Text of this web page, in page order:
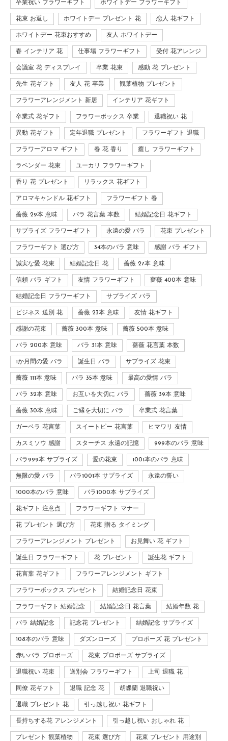
卒業祝い フラワーギフト ホワイトデー フラワーギフト
花束 お返し ホワイトデー プレゼント 花 恋人 花ギフト
ホワイトデー 花束おすすめ 友人 ホワイトデー
春 インテリア 花 仕事場 フラワーギフト 受付 花アレンジ
会議室 花 ディスプレイ 卒業 花束 感動 花 プレゼント
先生 花ギフト 友人 花 卒業 観葉植物 プレゼント
フラワーアレンジメント 新居 インテリア 花ギフト
卒業式 花ギフト フラワーボックス 卒業 退職祝い 花
異動 花ギフト 定年退職 プレゼント フラワーギフト 退職
フラワーアロマ ギフト 春 花 香り 癒し フラワーギフト
ラベンダー 花束 ユーカリ フラワーギフト
香り 花 プレゼント リラックス 花ギフト
アロマキャンドル 花ギフト フラワーギフト 春
薔薇 29本 意味 バラ 花言葉 本数 結婚記念日 花ギフト
サプライズ フラワーギフト 永遠の愛 バラ 花束 プレゼント
フラワーギフト 選び方 34本のバラ 意味 感謝 バラ ギフト
誠実な愛 花束 結婚記念日 花 薔薇 27本 意味
信頼 バラ ギフト 友情 フラワーギフト 薔薇 400本 意味
結婚記念日 フラワーギフト サプライズ バラ
ビジネス 送別 花 薔薇 23本 意味 友情 花ギフト
感謝の花束 薔薇 300本 意味 薔薇 500本 意味
バラ 200本 意味 バラ 31本 意味 薔薇 花言葉 本数
1か月間の愛 バラ 誕生日 バラ サプライズ 花束
薔薇 111本 意味 バラ 35本 意味 最高の愛情 バラ
バラ 32本 意味 お互いを大切に バラ 薔薇 39本 意味
薔薇 30本 意味 ご縁を大切に バラ 卒業式 花言葉
ガーベラ 花言葉 スイートピー 花言葉 ヒマワリ 友情
カスミソウ 感謝 スターチス 永遠の記憶 999本のバラ 意味
バラ999本 サプライズ 愛の花束 1001本のバラ 意味
無限の愛 バラ バラ1001本 サプライズ 永遠の誓い
1000本のバラ 意味 バラ1000本 サプライズ
花ギフト 注意点 フラワーギフト マナー
花 プレゼント 選び方 花束 贈る タイミング
フラワーアレンジメント プレゼント お見舞い 花 ギフト
誕生日 フラワーギフト 花 プレゼント 誕生花 ギフト
花言葉 花ギフト フラワーアレンジメント ギフト
フラワーボックス プレゼント 結婚記念日 花束
フラワーギフト 結婚記念 結婚記念日 花言葉 結婚年数 花
バラ 結婚記念 記念花 プレゼント 結婚記念 サプライズ
108本のバラ 意味 ダズンローズ プロポーズ 花 プレゼント
赤いバラ プロポーズ 花束 プロポーズ サプライズ
退職祝い 花束 送別会 フラワーギフト 上司 退職 花
同僚 花ギフト 退職 記念 花 胡蝶蘭 退職祝い
退職 プレゼント 花 引っ越し祝い 花ギフト
長持ちする花 アレンジメント 引っ越し祝い おしゃれ 花
プレゼント 観葉植物 花束 選び方 花束 プレゼント 用途別